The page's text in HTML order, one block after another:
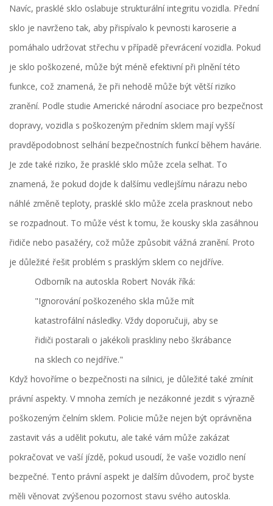
Navíc, prasklé sklo oslabuje strukturální integritu vozidla. Přední
sklo je navrženo tak, aby přispívalo k pevnosti karoserie a
pomáhalo udržovat střechu v případě převrácení vozidla. Pokud
je sklo poškozené, může být méně efektivní při plnění této
funkce, což znamená, že při nehodě může být větší riziko
zranění. Podle studie Americké národní asociace pro bezpečnost
dopravy, vozidla s poškozeným předním sklem mají vyšší
pravděpodobnost selhání bezpečnostních funkcí během havárie.
Je zde také riziko, že prasklé sklo může zcela selhat. To
znamená, že pokud dojde k dalšímu vedlejšímu nárazu nebo
náhlé změně teploty, prasklé sklo může zcela prasknout nebo
se rozpadnout. To může vést k tomu, že kousky skla zasáhnou
řidiče nebo pasažéry, což může způsobit vážná zranění. Proto
je důležité řešit problém s prasklým sklem co nejdříve.
Odborník na autoskla Robert Novák říká:
"Ignorování poškozeného skla může mít
katastrofální následky. Vždy doporučuji, aby se
řidiči postarali o jakékoli praskliny nebo škrábance
na sklech co nejdříve."
Když hovoříme o bezpečnosti na silnici, je důležité také zmínit
právní aspekty. V mnoha zemích je nezákonné jezdit s výrazně
poškozeným čelním sklem. Policie může nejen být oprávněna
zastavit vás a udělit pokutu, ale také vám může zakázat
pokračovat ve vaší jízdě, pokud usoudí, že vaše vozidlo není
bezpečné. Tento právní aspekt je dalším důvodem, proč byste
měli věnovat zvýšenou pozornost stavu svého autoskla.